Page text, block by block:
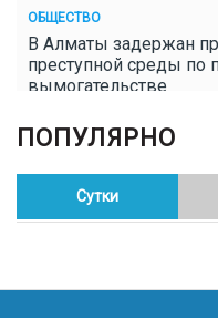
ОБЩЕСТВО
В Алматы задержан
преступной среды по
вымогательстве
ОБЩЕСТВО
Полицейские
конопли в Таразе
Казахстан возглавил
ПОПУЛЯРНО
Сутки